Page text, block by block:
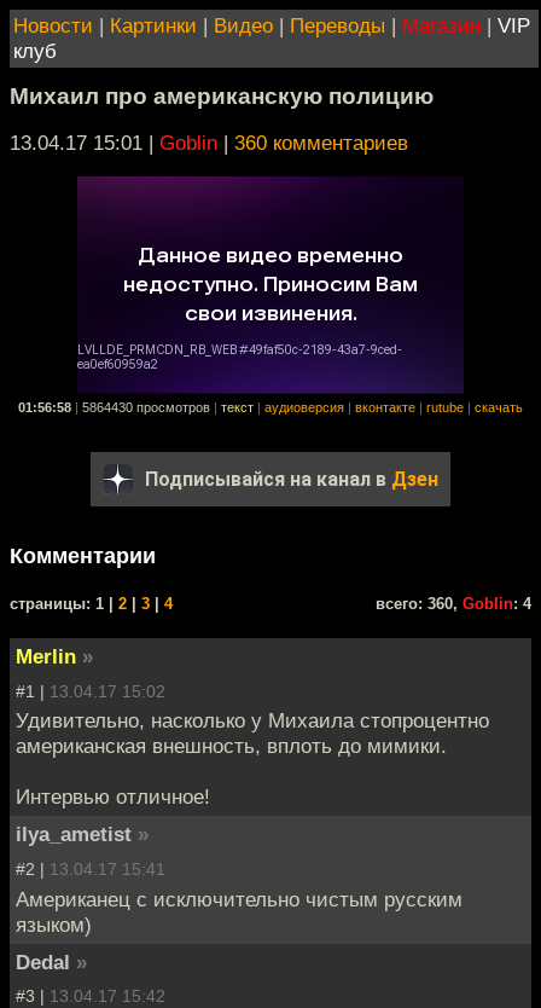
Новости | Картинки | Видео | Переводы | Магазин | VIP
клуб
Михаил про американскую полицию
13.04.17 15:01 | Goblin | 360 комментариев
01:56:58 5864430 просмотров текст аудиоверсия вконтакте rutube скачать
Подписывайся на канал в Дзен
Комментарии
cтраницы: 1 | 2 3 4 всего: 360, Goblin: 4
Merlin »
#1 | 13.04.17 15:02
Удивительно, насколько у Михаила стопроцентно
американская внешность, вплоть до мимики.
Интервью отличное!
ilya_ametist »
#2 | 13.04.17 15:41
Американец с исключительно чистым русским
языком)
Dedal »
#3 | 13.04.17 15:42